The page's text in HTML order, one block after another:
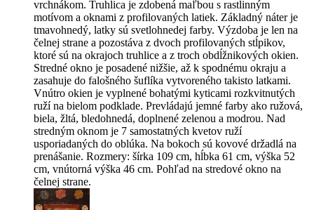
vrchnákom. Truhlica je zdobená maľbou s rastlinným
motívom a oknami z profilovaných latiek. Základný náter je
tmavohnedý, latky sú svetlohnedej farby. Výzdoba je len na
čelnej strane a pozostáva z dvoch profilovaných stĺpikov,
ktoré sú na okrajoch truhlice a z troch obdĺžnikových okien.
Stredné okno je posadené nižšie, až k spodnému okraju a
zasahuje do falošného šuflíka vytvoreného takisto latkami.
Vnútro okien je vyplnené bohatými kyticami rozkvitnutých
ruží na bielom podklade. Prevládajú jemné farby ako ružová,
biela, žltá, bledohnedá, doplnené zelenou a modrou. Nad
stredným oknom je 7 samostatných kvetov ruží
usporiadaných do oblúka. Na bokoch sú kovové držadlá na
prenášanie. Rozmery: šírka 109 cm, hĺbka 61 cm, výška 52
cm, vnútorná výška 46 cm. Pohľad na stredové okno na
čelnej strane.